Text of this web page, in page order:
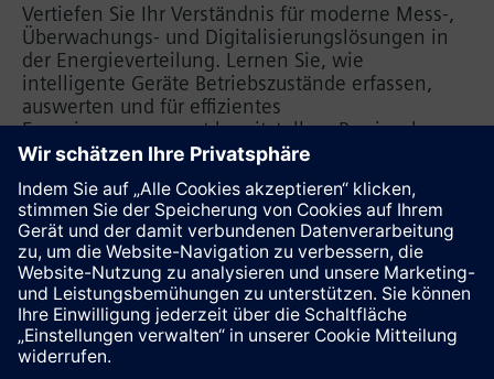
Vertiefen Sie Ihr Verständnis für moderne Mess-,
Überwachungs- und Digitalisierungslösungen in
der Energieverteilung. Lernen Sie, wie
intelligente Geräte Betriebszustände erfassen,
auswerten und für effizientes
Energiemanagement bereitstellen. Praxisnahe
Beispiele zeigen, wie Mess- und
Daten visualisiert und digitale Mehrwerte für
Betrieb, Wartung und Analyse genutzt werden.